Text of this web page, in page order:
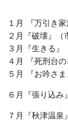
１月 『万引き
２月『破壊』（
３月『生きる』
４月 『死刑台
５月 『お吟さ
６月『張り込み
７月『秋津温泉